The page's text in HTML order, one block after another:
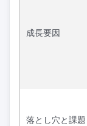
成長要因
落とし穴と課題